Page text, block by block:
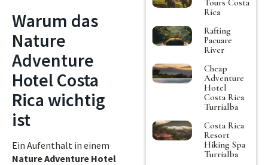
Warum das
Nature
Adventure
Hotel Costa
Rica wichtig
ist
Ein Aufenthalt in einem
Nature Adventure Hotel
Tours Costa
Rica
Rafting
Pacuare
River
Cheap
Adventure
Hotel
Costa Rica
Turrialba
Costa Rica
Resort
Hiking Spa
Turrialba